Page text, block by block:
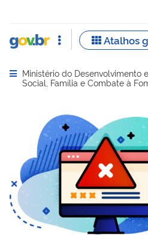
Abrir menu principal de
Ministério do Desenvolvimento
Social, Família e Combate à